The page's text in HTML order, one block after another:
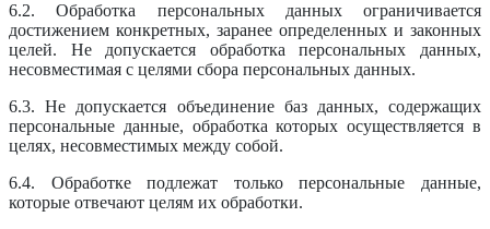
6.2. Обработка персональных данных ограничивается
достижением конкретных, заранее определенных и законных
целей. Не допускается обработка персональных данных,
несовместимая с целями сбора персональных данных.
6.3. Не допускается объединение баз данных, содержащих
персональные данные, обработка которых осуществляется в
целях, несовместимых между собой.
6.4. Обработке подлежат только персональные данные,
которые отвечают целям их обработки.